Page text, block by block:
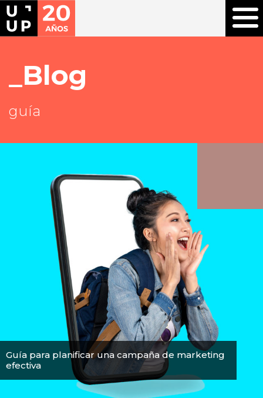
Blog
guía
Guía para planificar una campaña de marketing
efectiva